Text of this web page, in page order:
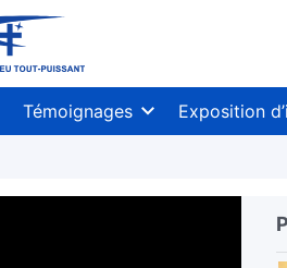
Témoignages Exposition